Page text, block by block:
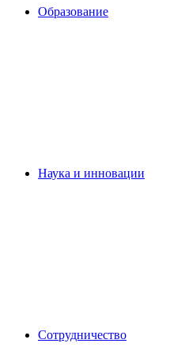
Образование
Наука и инновации
Сотрудничество